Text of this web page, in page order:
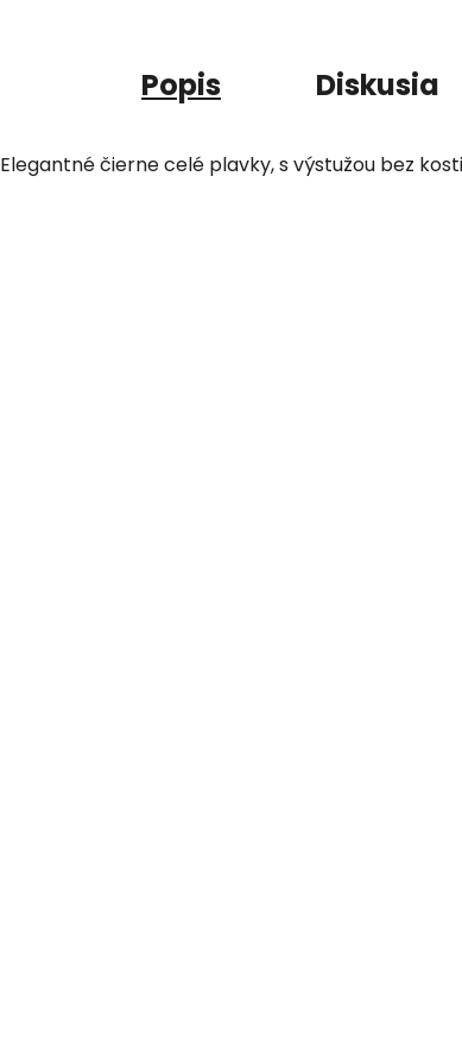
Popis Diskusia
Elegantné čierne celé plavky, s výstužou bez